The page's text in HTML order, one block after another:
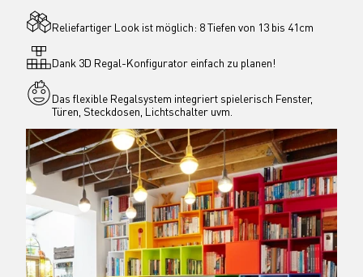
Reliefartiger Look ist möglich: 8 Tiefen von 13 bis 41cm
Dank 3D Regal-Konfigurator einfach zu planen!
Das flexible Regalsystem integriert spielerisch Fenster,
Türen, Steckdosen, Lichtschalter uvm.